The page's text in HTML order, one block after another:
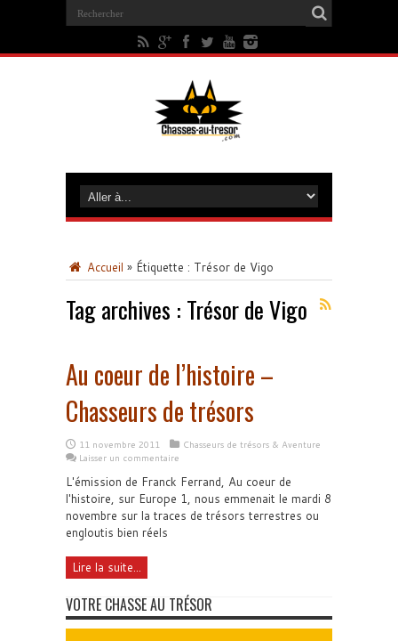
Accueil » Étiquette : Trésor de Vigo
Tag archives : Trésor de Vigo
Au coeur de l’histoire –
Chasseurs de trésors
11 novembre 2011
Chasseurs de trésors & Aventure
Laisser un commentaire
L'émission de Franck Ferrand, Au coeur de
l'histoire, sur Europe 1, nous emmenait le mardi 8
novembre sur la traces de trésors terrestres ou
engloutis bien réels
Lire la suite...
VOTRE CHASSE AU TRÉSOR